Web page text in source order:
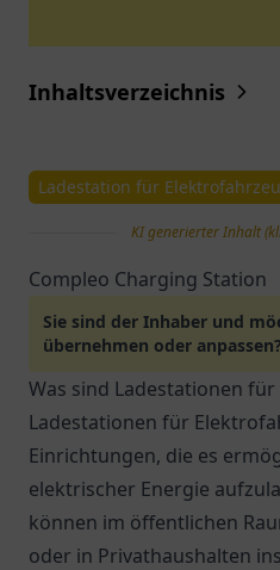
Inhaltsverzeichnis
Ladestation für
KI generierter Inhalt
Compleo Charging Station
Sie sind der Inhaber und
übernehmen oder anpassen?
Was sind Ladestationen
Ladestationen für
Einrichtungen, die es
elektrischer Energie
können im öffentlichen
oder in Privathaushalten